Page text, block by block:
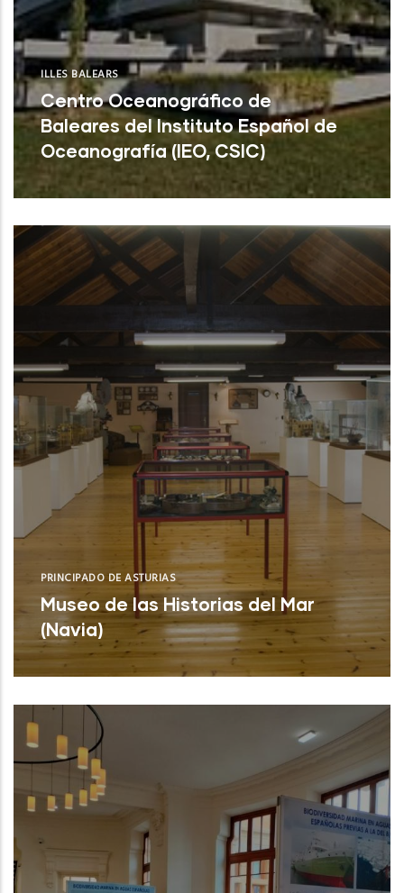
ILLES BALEARS
Centro Oceanográfico de
Baleares del Instituto Español de
Oceanografía (IEO, CSIC)
Centro Oceanográfico de Baleares del
Instituto Español de Oceanografía (IEO,
CSIC)NUE
PRINCIPADO DE ASTURIAS
Museo de las Historias del Mar
(Navia)
Museo de las Historias del Mar (Navia)
NUEVO